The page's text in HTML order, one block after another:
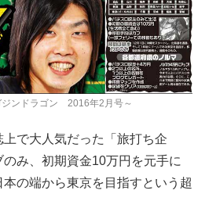
ジンドラゴン 2016年2月号～
で大人気だった「旅打ち企
み、初期資金10万円を元手に
の端から東京を目指すという超